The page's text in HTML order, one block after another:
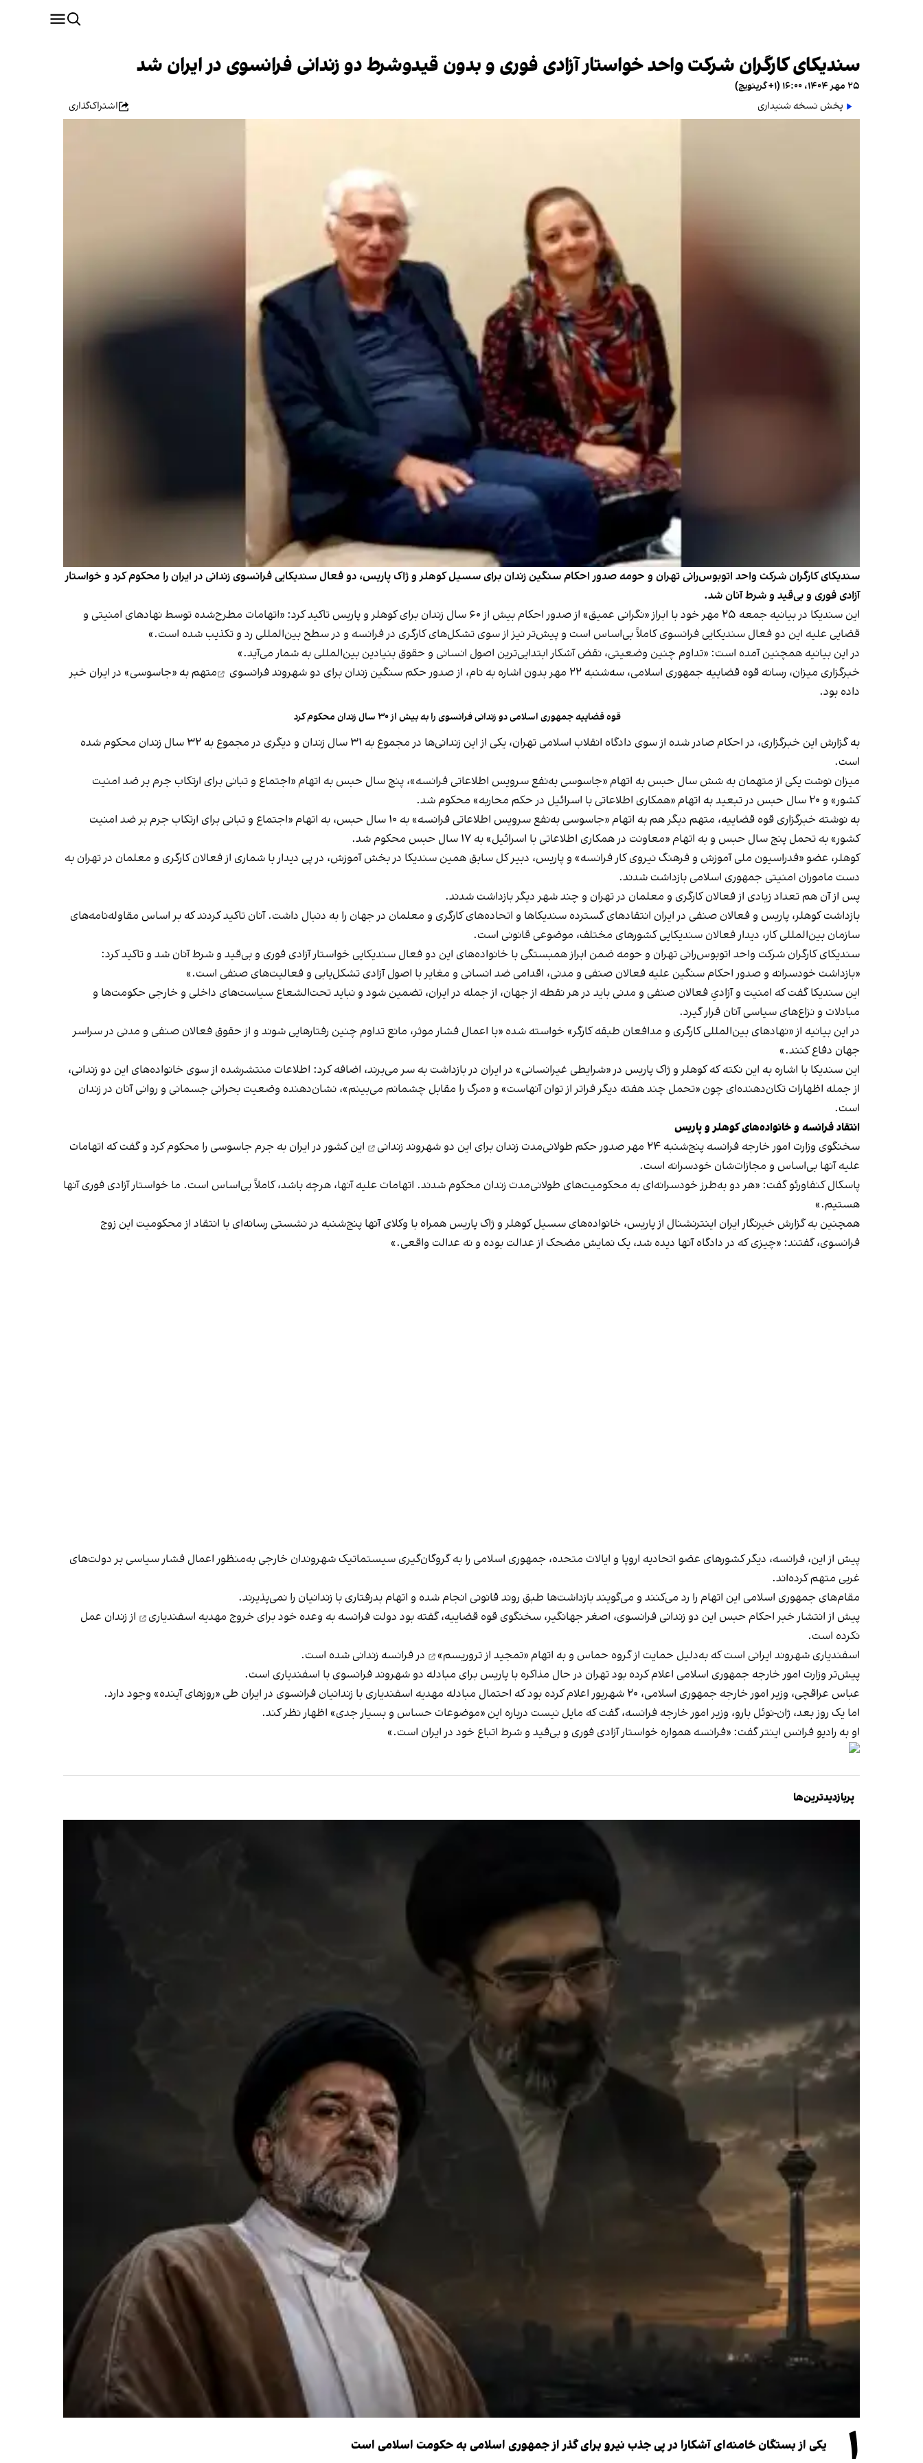
سندیکای کارگران شرکت واحد خواستار آزادی فوری و بدون قیدوشرط دو زندانی فرانسوی در ایران شد
۲۵ مهر ۱۴۰۴، ۱۶:۰۰ (‎+۱ گرینویچ)
پخش نسخه شنیداری
اشتراک‌گذاری
سندیکای کارگران شرکت واحد اتوبوس‌رانی تهران و حومه صدور احکام سنگین زندان برای سسیل کوهلر و ژاک پاریس، دو فعال سندیکایی فرانسوی زندانی در ایران را محکوم کرد و خواستار
آزادی فوری و بی‌قید و شرط آنان شد.
این سندیکا در بیانیه جمعه ۲۵ مهر خود با ابراز «نگرانی عمیق» از صدور احکام بیش از ۶۰ سال زندان برای کوهلر و پاریس تاکید کرد: «اتهامات مطرح‌شده توسط نهادهای امنیتی و
قضایی علیه این دو فعال سندیکایی فرانسوی کاملاً بی‌اساس است و پیش‌تر نیز از سوی تشکل‌های کارگری در فرانسه و در سطح بین‌المللی رد و تکذیب شده است.»
در این بیانیه همچنین آمده است:‌ «تداوم چنین وضعیتی، نقض آشکار ابتدایی‌ترین اصول انسانی و حقوق بنیادین بین‌المللی به شمار می‌آید.»
خبرگزاری میزان، رسانه قوه قضاییه جمهوری اسلامی، سه‌شنبه ۲۲ مهر بدون اشاره به نام، از
صدور حکم سنگین زندان برای دو شهروند فرانسوی
متهم به «جاسوسی» در ایران خبر
داده بود.
قوه قضاییه جمهوری اسلامی دو زندانی فرانسوی را به بیش از ۳۰ سال زندان محکوم کرد
به گزارش این خبرگزاری، در احکام صادر شده از سوی دادگاه انقلاب اسلامی تهران، یکی از این زندانی‌ها در مجموع به ۳۱ سال زندان و دیگری در مجموع به ۳۲ سال زندان محکوم شده
است.
میزان نوشت یکی از متهمان به شش سال حبس به اتهام «جاسوسی به‌نفع سرویس اطلاعاتی فرانسه»، پنج سال حبس به ‌اتهام «اجتماع و تبانی برای ارتکاب جرم بر ضد امنیت
کشور» و ۲۰ سال حبس در تبعید به اتهام «همکاری اطلاعاتی با اسرائیل در حکم محاربه» محکوم شد.
به نوشته خبرگزاری قوه قضاییه، متهم دیگر هم به‌ اتهام «جاسوسی به‌نفع سرویس اطلاعاتی فرانسه» به ۱۰ سال حبس، به ‌اتهام «اجتماع و تبانی برای ارتکاب جرم بر ضد امنیت
کشور» به تحمل پنج سال حبس و به ‌اتهام «معاونت در همکاری اطلاعاتی با اسرائیل» به ۱۷ سال حبس محکوم شد.
کوهلر، عضو «فدراسیون ملی آموزش و فرهنگ نیروی کار فرانسه» و پاریس، دبیر کل سابق همین سندیکا در بخش آموزش، در پی دیدار با شماری از فعالان کارگری و معلمان در تهران به
دست ماموران امنیتی جمهوری اسلامی بازداشت شدند.
پس از آن هم تعداد زیادی از فعالان کارگری و معلمان در تهران و چند شهر دیگر بازداشت شدند.
بازداشت کوهلر، پاریس و فعالان صنفی در ایران انتقادهای گسترده سندیکاها و اتحاده‌های کارگری و معلمان در جهان را به دنبال داشت. آنان تاکید کردند که بر اساس مقاوله‌نامه‌های
سازمان بین‌المللی کار، دیدار فعالان سندیکایی کشورهای مختلف، موضوعی قانونی است.
سندیکای کارگران شرکت واحد اتوبوس‌رانی تهران و حومه ضمن ابراز همبستگی با خانواده‌های این دو فعال سندیکایی خواستار آزادی فوری و بی‌قید و شرط آنان شد و تاکید کرد:
«بازداشت خودسرانه و صدور احکام سنگین علیه فعالان صنفی و مدنی، اقدامی ضد انسانی و مغایر با اصول آزادی تشکل‌یابی و فعالیت‌های صنفی است.»
این سندیکا گفت که امنیت و آزادیِ فعالان صنفی و مدنی باید در هر نقطه‌ از جهان، از جمله در ایران، تضمین شود و نباید تحت‌الشعاع سیاست‌های داخلی و خارجی حکومت‌ها و
مبادلات و نزاع‌های سیاسی آنان قرار گیرد.
در این بیانیه از «نهادهای بین‌المللی کارگری و مدافعان طبقه‌ کارگر» خواسته شده «با اعمال فشار موثر، مانع تداوم چنین رفتارهایی شوند و از حقوق فعالان صنفی و مدنی در سراسر
جهان دفاع کنند.»
این سندیکا با اشاره به این نکته که کوهلر و ژاک پاریس در «شرایطی غیرانسانی» در ایران در بازداشت به سر می‌برند، اضافه کرد: اطلاعات منتشرشده از سوی خانواده‌های این دو زندانی،
از جمله اظهارات تکان‌دهنده‌ای چون «تحمل چند هفته دیگر فراتر از توان آنهاست» و «مرگ را مقابل چشمانم می‌بینم»، نشان‌دهنده وضعیت بحرانی جسمانی و روانی آنان در زندان
است.
انتقاد فرانسه و خانواده‌های کوهلر و پاریس
سخنگوی وزارت امور خارجه فرانسه پنج‌شنبه ۲۴ مهر صدور حکم طولانی‌مدت زندان برای این
دو شهروند زندانی
این کشور در ایران به جرم جاسوسی را محکوم کرد و گفت که اتهامات
علیه آنها بی‌اساس و مجازات‌شان خودسرانه است.
پاسکال کنفاورئو گفت: «هر دو به‌طرز خودسرانه‌ای به محکومیت‌های طولانی‌مدت زندان محکوم شدند. اتهامات علیه آنها، هرچه باشد، کاملاً بی‌اساس است. ما خواستار آزادی فوری آنها
هستیم.»
همچنین به گزارش خبرنگار ایران اینترنشنال از پاریس،‌ خانواده‌های سسیل کوهلر و ژاک پاریس همراه با وکلای آنها پنج‌شنبه در نشستی رسانه‌ای با انتقاد از محکومیت این زوج
فرانسوی،‌ گفتند: «چیزی که در دادگاه آنها دیده شد،‌ یک نمایش مضحک از عدالت بوده و نه عدالت واقعی.»
پیش از این، فرانسه، دیگر کشورهای عضو اتحادیه اروپا و ایالات متحده، جمهوری اسلامی را به گروگان‌گیری سیستماتیک شهروندان خارجی به‌منظور اعمال فشار سیاسی بر دولت‌های
غربی متهم کرده‌اند.
مقام‌های جمهوری اسلامی این اتهام را رد می‌کنند و می‌گویند بازداشت‌ها طبق روند قانونی انجام شده و اتهام بدرفتاری با زندانیان را نمی‌پذیرند.
پیش از انتشار خبر احکام حبس این دو زندانی فرانسوی، اصغر جهانگیر، سخنگوی قوه قضاییه، گفته بود دولت فرانسه به وعده خود برای خروج مهدیه اسفندیاری
از زندان عمل
نکرده است.
اسفندیاری شهروند ایرانی است که به‌دلیل حمایت از گروه حماس و به اتهام «تمجید از تروریسم»
در فرانسه زندانی شده است.
پیش‌تر وزارت امور خارجه جمهوری اسلامی اعلام کرده بود تهران در حال مذاکره با پاریس برای مبادله دو شهروند فرانسوی با اسفندیاری است.
عباس عراقچی، وزیر امور خارجه جمهوری اسلامی، ۲۰ شهریور اعلام کرده بود که احتمال مبادله مهدیه اسفندیاری با زندانیان فرانسوی در ایران طی «روزهای آینده» وجود دارد.
اما یک روز بعد، ژان-نوئل بارو، وزیر امور خارجه فرانسه، گفت که مایل نیست درباره این «موضوعات حساس و بسیار جدی» اظهار نظر کند.
او به رادیو فرانس اینتر گفت: «فرانسه همواره خواستار آزادی فوری و بی‌قید و شرط اتباع خود در ایران است.»
پربازدیدترین‌ها
۱ یکی از بستگان خامنه‌ای آشکارا در پی جذب نیرو برای گذر از جمهوری اسلامی به حکومت اسلامی است